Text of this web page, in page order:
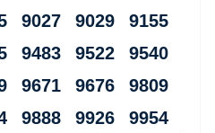
9027 9029 9155
9483 9522 9540
9671 9676 9809
9888 9926 9954